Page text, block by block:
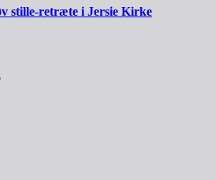
stille-retræte i Jersie Kirke